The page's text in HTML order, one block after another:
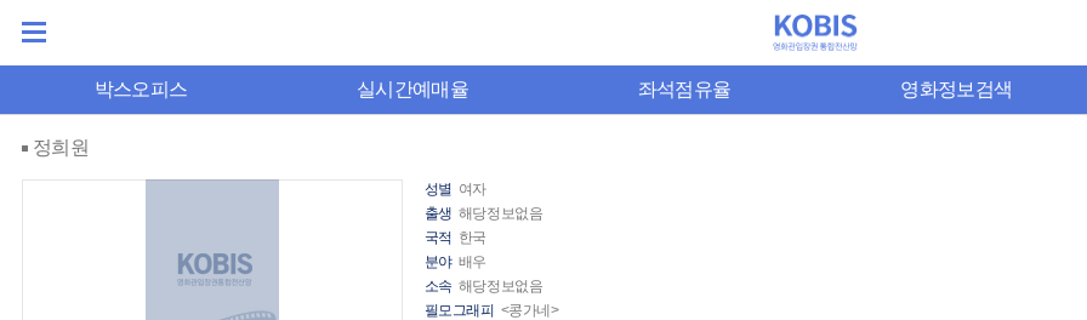
박스오피스 실시간예매율 좌석점유율 영화정보검색
정희원
성별 여자
출생 해당정보없음
국적 한국
분야 배우
소속 해당정보없음
필모그래피 <콩가네>